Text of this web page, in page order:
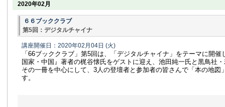
2020年02月
６６ブッククラブ
第5回：デジタルチャイナ
講座開催日：2020年02月04日 (火)
「66ブッククラブ」第5回は、「デジタルチャイナ」をテーマに開
国家・中国』著者の梶谷懐氏をゲストに迎え、池田純一氏と黒鳥社
その一冊を中心にして、3人の登壇者と参加者の皆さんで「本の地図
す。